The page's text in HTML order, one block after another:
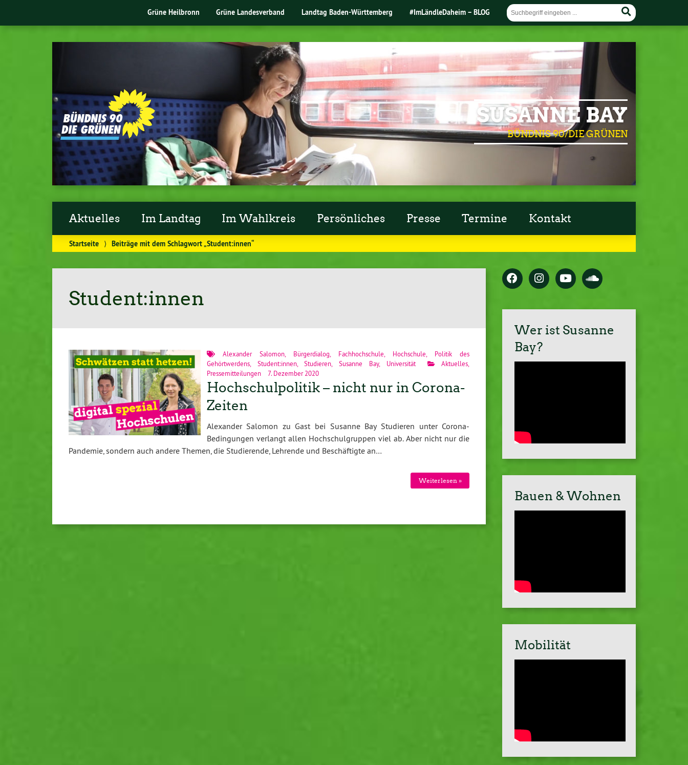
Grüne Heilbronn Grüne Landesverband Landtag Baden-Württemberg #ImLändleDaheim – BLOG
SUSANNE BAY
BÜNDNIS 90/DIE GRÜNEN
Aktuelles Im Landtag Im Wahlkreis Persönliches Presse Termine Kontakt
Startseite ⟩ Beiträge mit dem Schlagwort „Student:innen“
Student:innen
Alexander Salomon, Bürgerdialog Fachhochschule Hochschule
Politik des
Gehörtwerdens, Student:innen,Studieren ,Susanne Bay, Universität Aktuelles
Pressemitteilungen
7. Dezember 2020
Hochschulpolitik – nicht nur in Corona-
Zeiten
Alexander Salomon zu Gast bei Susanne Bay Studieren unter Corona-
Bedingungen verlangt allen Hochschulgruppen viel ab. Aber nicht nur die
Pandemie, sondern auch andere Themen, die Studierende, Lehrende und Beschäftigte an…
Weiterlesen »
Wer ist Susanne
Bay?
Bauen & Wohnen
Mobilität